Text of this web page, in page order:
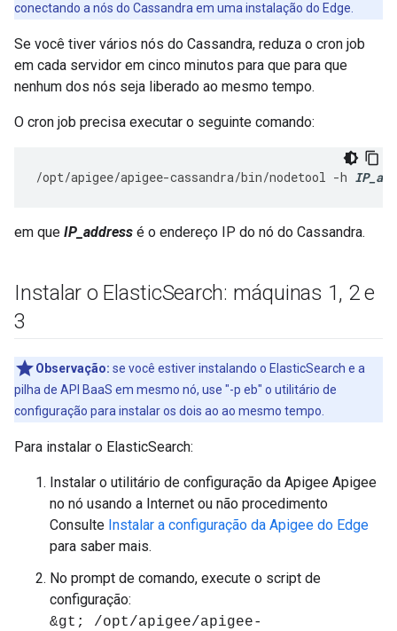
conectando a nós do Cassandra em uma instalação do Edge.
Se você tiver vários nós do Cassandra, reduza o cron job
em cada servidor em cinco minutos para que para que
nenhum dos nós seja liberado ao mesmo tempo.
O cron job precisa executar o seguinte comando:
/opt/apigee/apigee-cassandra/bin/nodetool -h
em que IP_address é o endereço IP do nó do Cassandra.
Instalar o ElasticSearch: máquinas 1, 2 e
3
Observação: se você estiver instalando o ElasticSearch e a
pilha de API BaaS em mesmo nó, use "-p eb" o utilitário de
configuração para instalar os dois ao ao mesmo tempo.
Para instalar o ElasticSearch:
Instalar o utilitário de configuração da Apigee Apigee
no nó usando a Internet ou não procedimento
Consulte Instalar a configuração da Apigee do Edge
para saber mais.
No prompt de comando, execute o script de
configuração:
&gt; /opt/apigee/apigee-